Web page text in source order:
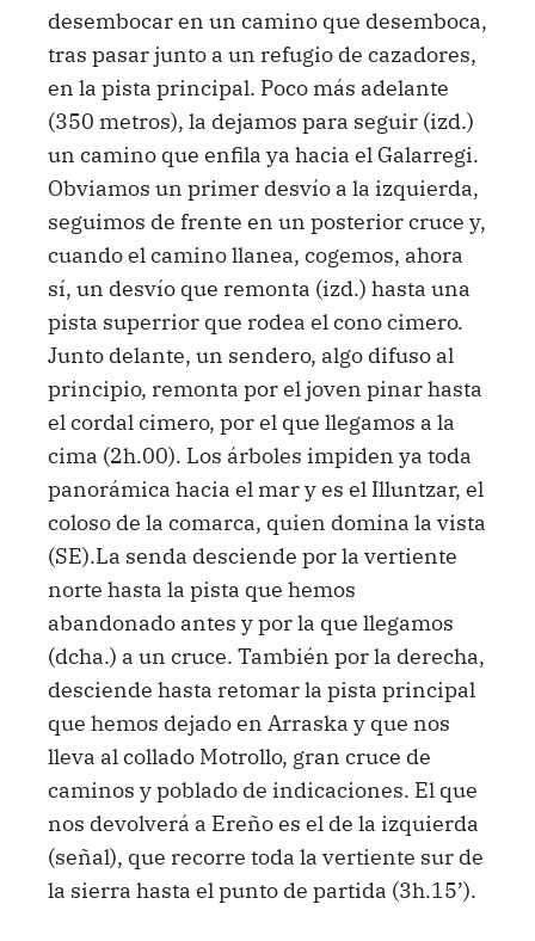
desembocar en un camino que desemboca,
tras pasar junto a un refugio de cazadores,
en la pista principal. Poco más adelante
(350 metros), la dejamos para seguir (izd.)
un camino que enfila ya hacia el Galarregi.
Obviamos un primer desvío a la izquierda,
seguimos de frente en un posterior cruce y,
cuando el camino llanea, cogemos, ahora
sí, un desvío que remonta (izd.) hasta una
pista superrior que rodea el cono cimero.
Junto delante, un sendero, algo difuso al
principio, remonta por el joven pinar hasta
el cordal cimero, por el que llegamos a la
cima (2h.00). Los árboles impiden ya toda
panorámica hacia el mar y es el Illuntzar, el
coloso de la comarca, quien domina la vista
(SE).La senda desciende por la vertiente
norte hasta la pista que hemos
abandonado antes y por la que llegamos
(dcha.) a un cruce. También por la derecha,
desciende hasta retomar la pista principal
que hemos dejado en Arraska y que nos
lleva al collado Motrollo, gran cruce de
caminos y poblado de indicaciones. El que
nos devolverá a Ereño es el de la izquierda
(señal), que recorre toda la vertiente sur de
la sierra hasta el punto de partida (3h.15’).